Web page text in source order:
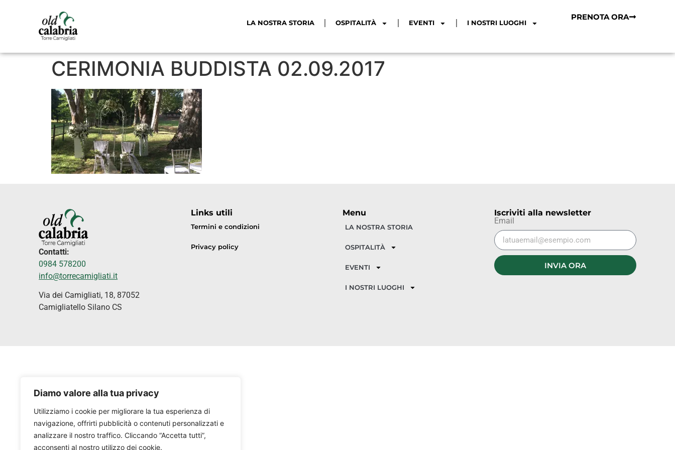
Diamo valore alla tua privacy
Utilizziamo i cookie per migliorare la tua esperienza di
navigazione, offrirti pubblicità o contenuti personalizzati e
analizzare il nostro traffico. Cliccando “Accetta tutti”,
acconsenti al nostro utilizzo dei cookie.
LA NOSTRA STORIA OSPITALITÀ EVENTI I NOSTRI LUOGHI
PRENOTA ORA
CERIMONIA BUDDISTA 02.09.2017
Contatti:
0984 578200
info@torrecamigliati.it
Via dei Camigliati, 18, 87052
Camigliatello Silano CS
Links utili
Termini e condizioni
Privacy policy
Menu
LA NOSTRA STORIA
OSPITALITÀ
EVENTI
I NOSTRI LUOGHI
Iscriviti alla newsletter
Email
INVIA ORA